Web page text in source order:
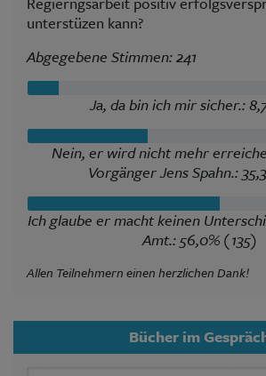
unterstüzen kann?
Abgegebene Stimmen: 241
Ja, da bin ich mir sicher.:
Nein, er wird nicht mehr
Vorgänger Jens Spahn.:
Ich glaube er macht keinen
Amt.: 56,0% (135)
Allen Teilnehmern einen herzlichen Dank!
Bücher im